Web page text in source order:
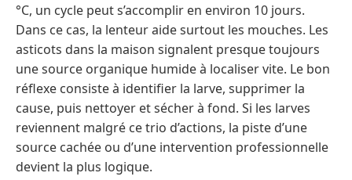
°C, un cycle peut s’accomplir en environ 10 jours.
Dans ce cas, la lenteur aide surtout les mouches. Les
asticots dans la maison signalent presque toujours
une source organique humide à localiser vite. Le bon
réflexe consiste à identifier la larve, supprimer la
cause, puis nettoyer et sécher à fond. Si les larves
reviennent malgré ce trio d’actions, la piste d’une
source cachée ou d’une intervention professionnelle
devient la plus logique.